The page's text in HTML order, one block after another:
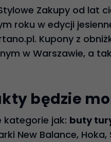
Zakupy od lat
roku w edycji
Kupony z
w Warszawie, a
będzie
kategorie jak: buty
New Balance, Hoka,